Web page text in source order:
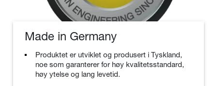
Made in Germany
Produktet er utviklet og produsert i Tyskland,
noe som garanterer for høy kvalitetsstandard,
høy ytelse og lang levetid.